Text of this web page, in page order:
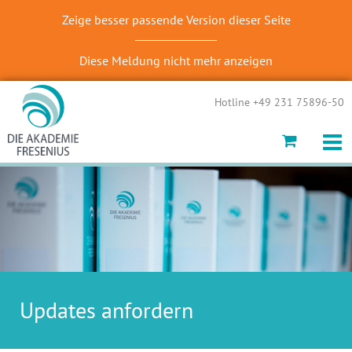
Zeige besser passende Version dieser Seite
Diese Meldung nicht mehr anzeigen
Hotline +49 231 75896-50
Updates anfordern